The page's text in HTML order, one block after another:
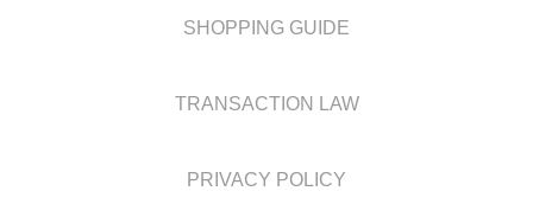
SHOPPING GUIDE
TRANSACTION LAW
PRIVACY POLICY